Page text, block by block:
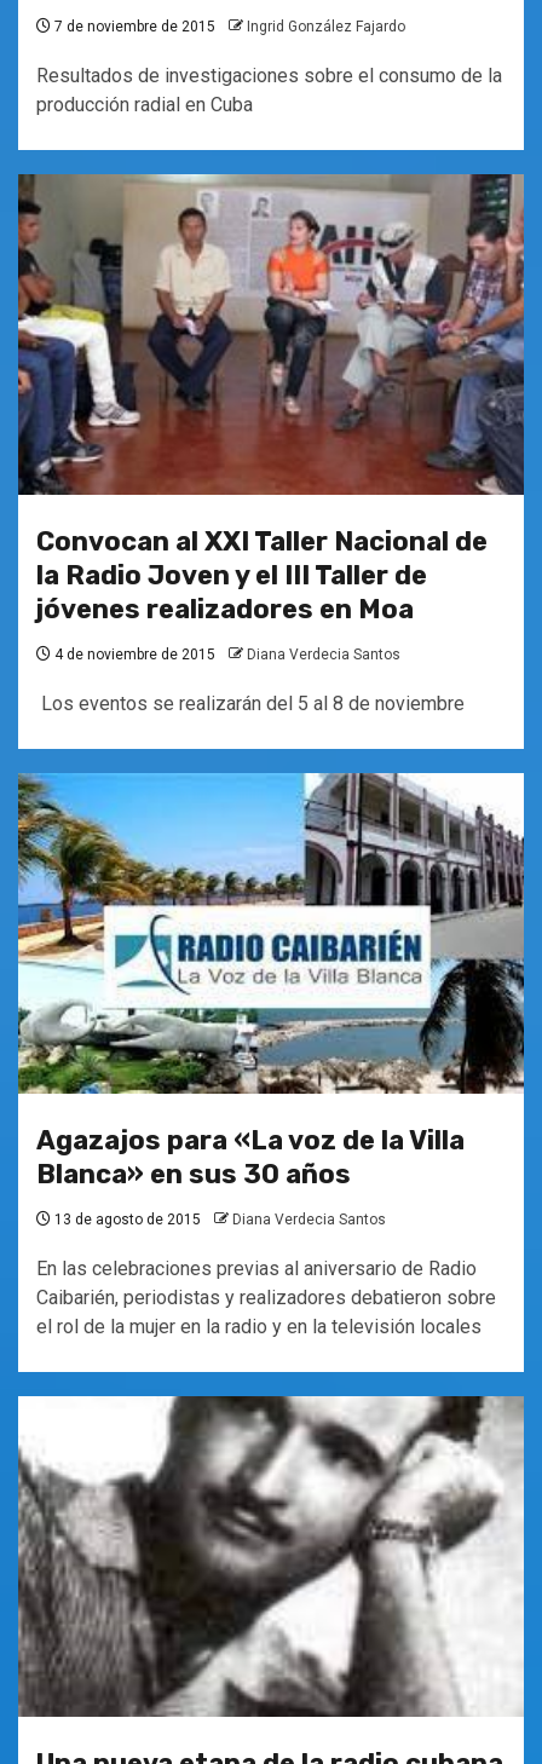
7 de noviembre de 2015 Ingrid González Fajardo
Resultados de investigaciones sobre el consumo de la
producción radial en Cuba
Convocan al XXI Taller Nacional de
la Radio Joven y el III Taller de
jóvenes realizadores en Moa
4 de noviembre de 2015 Diana Verdecia Santos
Los eventos se realizarán del 5 al 8 de noviembre
Agazajos para «La voz de la Villa
Blanca» en sus 30 años
13 de agosto de 2015 Diana Verdecia Santos
En las celebraciones previas al aniversario de Radio
Caibarién, periodistas y realizadores debatieron sobre
el rol de la mujer en la radio y en la televisión locales